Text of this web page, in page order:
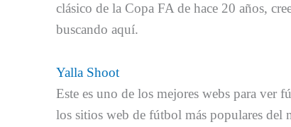
clásico de la Copa FA de hace 20 años,
buscando aquí.
Yalla Shoot
Este es uno de los mejores webs para ver
los sitios web de fútbol más populares del